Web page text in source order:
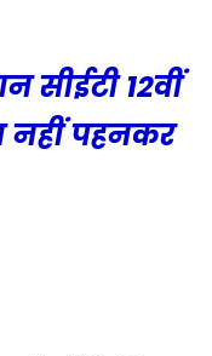
सीईटी 12वीं
नहीं पहनकर